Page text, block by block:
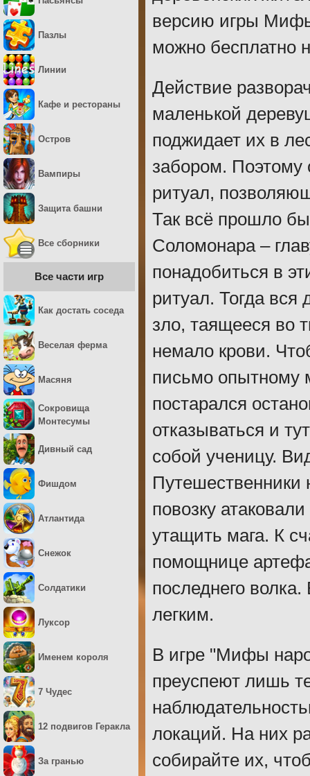
версию игры
можно бесплатно
Действие
маленькой
поджидает их в
забором. Поэтому
ритуал,
Так всё прошло бы
Соломонара –
понадобиться в
ритуал. Тогда вся
зло, таящееся во
немало крови.
письмо опытному
постарался
отказываться и
собой ученицу.
Путешественники
повозку
утащить мага. К
помощнице
последнего
легким.
В игре "Мифы
преуспеют лишь
локаций. На них
собирайте их,
Пазлы
Линии
Кафе и рестораны
Остров
Вампиры
Защита башни
Все сборники
Все части игр
Как достать соседа
Веселая ферма
Масяня
Сокровища
Монтесумы
Дивный сад
Фишдом
Атлантида
Снежок
Солдатики
Луксор
Именем короля
7 Чудес
12 подвигов Геракла
За гранью